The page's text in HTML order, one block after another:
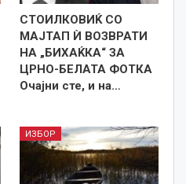
СТОИЛКОВИЌ СО
МАЈТАП Ѝ ВОЗВРАТИ
НА „БИХАЌКА“ ЗА
ЦРНО-БЕЛАТА ФОТКА
Очајни сте, и на…
ИЗБОР